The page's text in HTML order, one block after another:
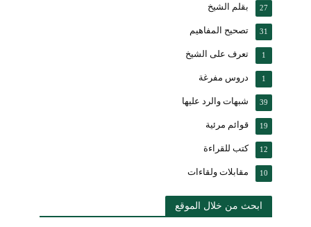
بقلم الشيخ 27
تصحيح المفاهيم 31
تعرف على الشيخ 1
دروس مفرغة 1
شبهات والرد عليها 39
قوائم مرئية 19
كتب للقراءة 12
مقابلات ولقاءات 10
ابحث من خلال الموقع